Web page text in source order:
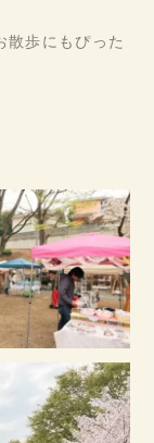
散歩にもぴった